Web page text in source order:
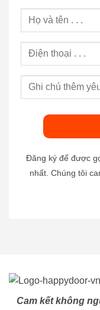
Đăng ký để được
nhất. Chúng tôi
Cam kết không